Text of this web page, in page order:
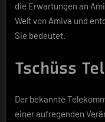
die Erwartungen an
Welt von Amiva und
Sie bedeutet.
Tschüss
Der bekannte
einer aufregenden